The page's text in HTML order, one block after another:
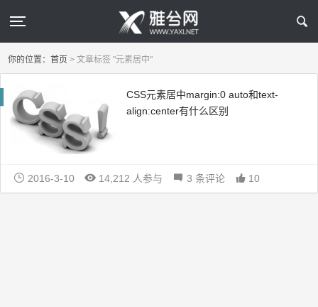
你的位置：首页 > 文章标签 "元素居中"
CSS元素居中margin:0 auto和text-
align:center有什么区别
2016-3-10 14,212 人参与 3 条评论 10